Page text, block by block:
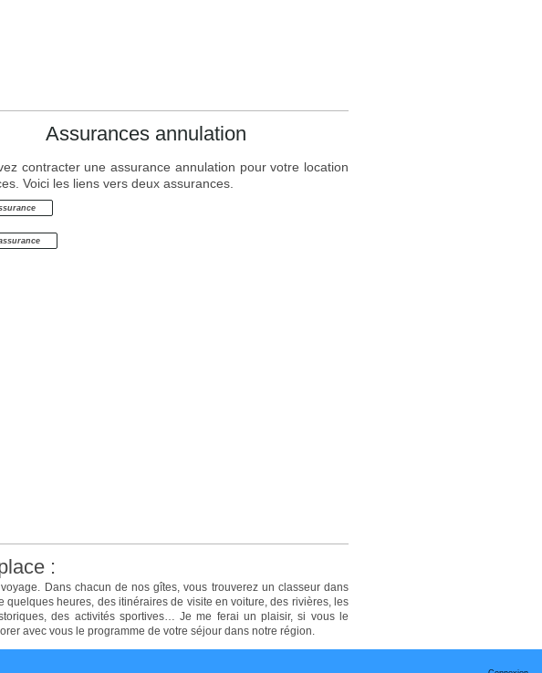
Assurances annulation
contracter une assurance annulation pour votre location
Voici les liens vers deux assurances.
:
Dans chacun de nos gîtes, vous trouverez un classeur dans
heures, des itinéraires de visite en voiture, des rivières, les
des activités sportives… Je me ferai un plaisir, si vous le
avec vous le programme de votre séjour dans notre région.